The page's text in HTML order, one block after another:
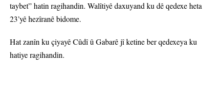
taybet” hatin ragihandin. Walîtiyê daxuyand ku dê qedexe heta
23’yê hezîranê bidome.
Hat zanîn ku çiyayê Cûdî û Gabarê jî ketine ber qedexeya ku
hatiye ragihandin.